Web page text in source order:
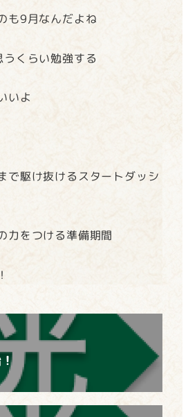
も9月なんだよね
くらい勉強する
いよ
で駆け抜けるスタートダッシ
力をつける準備期間